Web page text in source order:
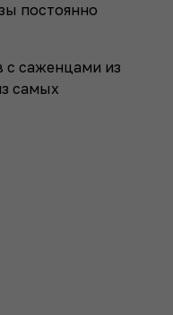
постоянно
с саженцами из
самых